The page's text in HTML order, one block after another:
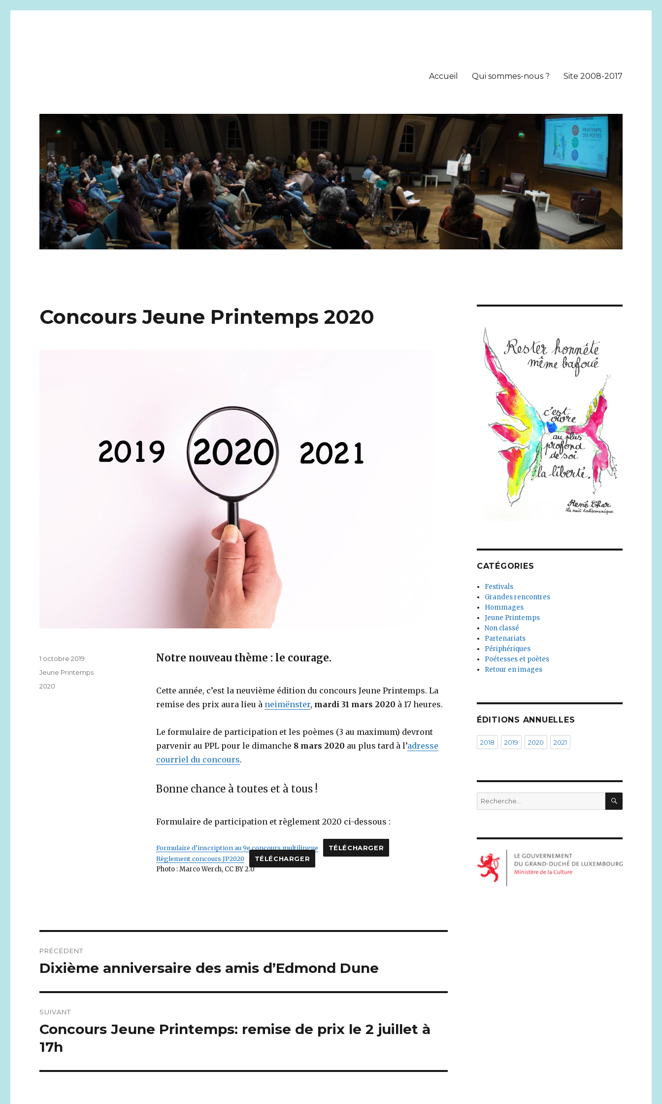
Accueil Qui sommes-nous ? Site 2008-2017
Concours Jeune Printemps 2020
Notre nouveau thème : le courage.
Cette année, c’est la neuvième édition du concours Jeune Printemps. La
remise des prix aura lieu à neimënster, mardi 31 mars 2020 à 17 heures.
Le formulaire de participation et les poèmes (3 au maximum) devront
parvenir au PPL pour le dimanche 8 mars 2020 au plus tard à l’adresse
courriel du concours.
Bonne chance à toutes et à tous !
Formulaire de participation et règlement 2020 ci-dessous :
Formulaire d’inscription au 9e concours multilingue TÉLÉCHARGER
Règlement concours JP2020 TÉLÉCHARGER
Photo : Marco Werch, CC BY 2.0
Publié
1 octobre 2019
Catégories
Jeune Printemps
Étiquettes
2020
de
PRÉCÉDENT
Publication
Dixième anniversaire des amis d’Edmond Dune
SUIVANT
Publication
suivante :
Concours Jeune Printemps: remise de prix le 2 juillet à
17h
CATÉGORIES
Festivals
Grandes rencontres
Hommages
Jeune Printemps
Non classé
Partenariats
Périphériques
Poétesses et poètes
Retour en images
ÉDITIONS ANNUELLES
2018 2019 2020 2021
Recherche
pour :